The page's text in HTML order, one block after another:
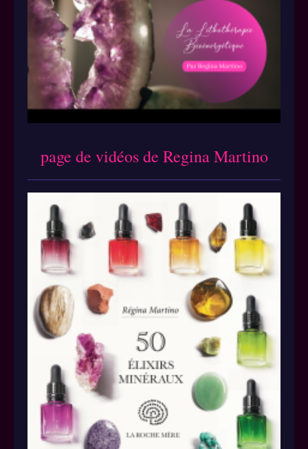
page de vidéos de Regina Martino